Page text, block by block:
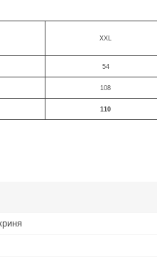
XXL
54
108
110